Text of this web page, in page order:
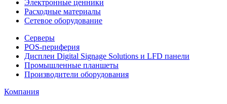
Электронные ценники
Расходные материалы
Сетевое оборудование
Серверы
POS-периферия
Дисплеи Digital Signage Solutions и LFD панели
Промышленные планшеты
Производители оборудования
Компания